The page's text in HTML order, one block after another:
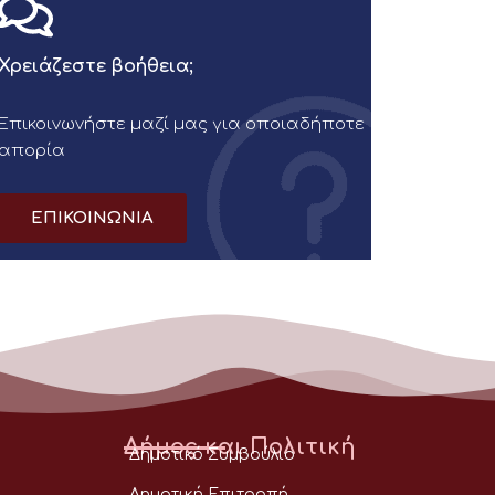
Χρειάζεστε βοήθεια;
Επικοινωνήστε μαζί μας για οποιαδήποτε
απορία
ΕΠΙΚΟΙΝΩΝΙΑ
Δήμος και Πολιτική
Δημοτικό Συμβούλιο